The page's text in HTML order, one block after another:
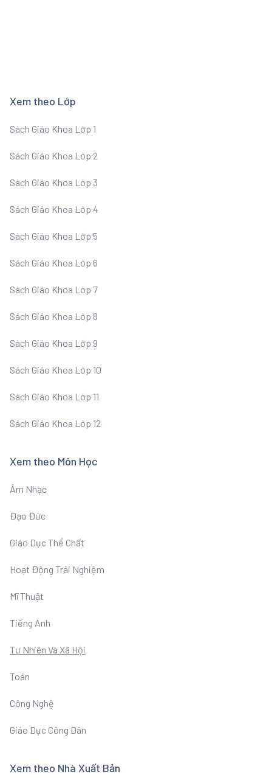
Xem theo Lớp
Sách Giáo Khoa Lớp 1
Sách Giáo Khoa Lớp 2
Sách Giáo Khoa Lớp 3
Sách Giáo Khoa Lớp 4
Sách Giáo Khoa Lớp 5
Sách Giáo Khoa Lớp 6
Sách Giáo Khoa Lớp 7
Sách Giáo Khoa Lớp 8
Sách Giáo Khoa Lớp 9
Sách Giáo Khoa Lớp 10
Sách Giáo Khoa Lớp 11
Sách Giáo Khoa Lớp 12
Xem theo Môn Học
Âm Nhạc
Đạo Đức
Giáo Dục Thể Chất
Hoạt Động Trải Nghiệm
Mĩ Thuật
Tiếng Anh
Tư Nhiên Và Xã Hội
Toán
Công Nghệ
Giáo Dục Công Dân
Xem theo Nhà Xuất Bản